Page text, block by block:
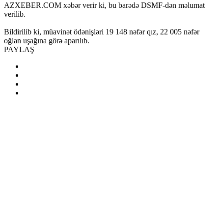
AZXEBER.COM xəbər verir ki, bu barədə DSMF-dən məlumat
verilib.
Bildirilib ki, müavinət ödənişləri 19 148 nəfər qız, 22 005 nəfər
oğlan uşağına görə aparılıb.
PAYLAŞ